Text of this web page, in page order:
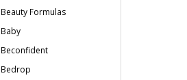
Beauty Formulas
Baby
Beconfident
Bedrop